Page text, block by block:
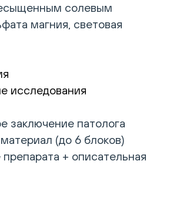
солевым
магния, световая
исследования
заключение патолога
(до 6 блоков)
+ описательная